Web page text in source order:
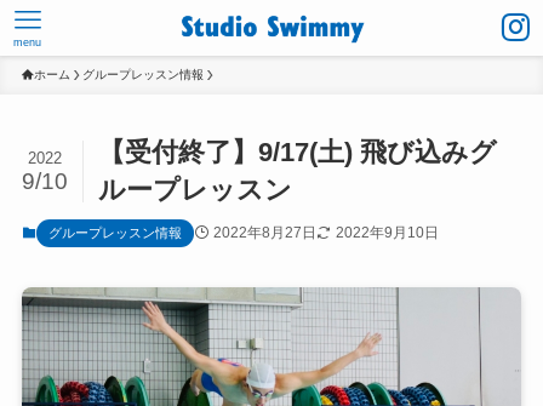
menu
ホーム グループレッスン情報
【受付終了】9/17(土) 飛び込みグ
ループレッスン
2022
9/10
グループレッスン情報 2022年8月27日 2022年9月10日